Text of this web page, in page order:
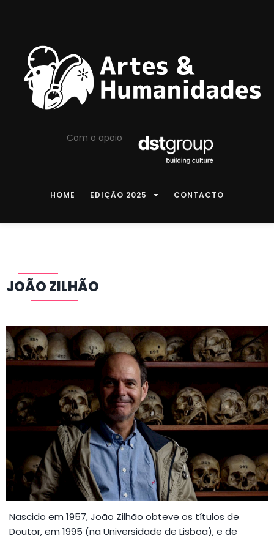
Com o apoio
HOME EDIÇÃO 2025 CONTACTO
JOÃO ZILHÃO
Nascido em 1957, João Zilhão obteve os títulos de
Doutor, em 1995 (na Universidade de Lisboa), e de